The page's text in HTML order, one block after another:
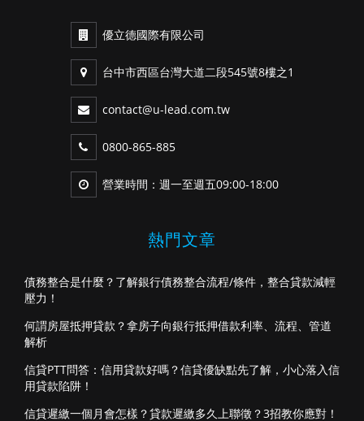
優立德國際有限公司
台中市西區台灣大道二段545號8樓之1
contact@u-lead.com.tw
0800-865-885
營業時間：週一至週五09:00-18:00
熱門文章
債務整合是什麼？了解銀行債務整合流程/條件，整合貸款減輕
壓力！
何謂房屋抵押貸款？拿房子向銀行抵押借款利率、流程、管道
解析
信貸PTT問答：信用貸款好嗎？信貸優缺點先了解，小心落入信
用貸款陷阱！
信貸遲繳一個月會怎樣？貸款遲繳多久上聯徵？3招教你應對！